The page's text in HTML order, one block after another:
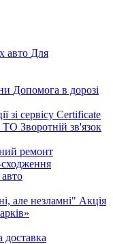
авто Для
Допомога в дорозі
зі сервісу Certificate
ТО Зворотній зв'язок
ремонт
але незламні" Акція
доставка